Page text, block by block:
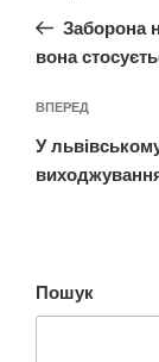
запис:Заборона
вона
Наступний
запис
ВПЕРЕД
У
Пошук